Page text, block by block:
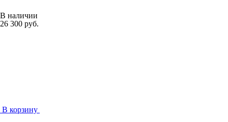
В наличии
26 300 руб.
В корзину